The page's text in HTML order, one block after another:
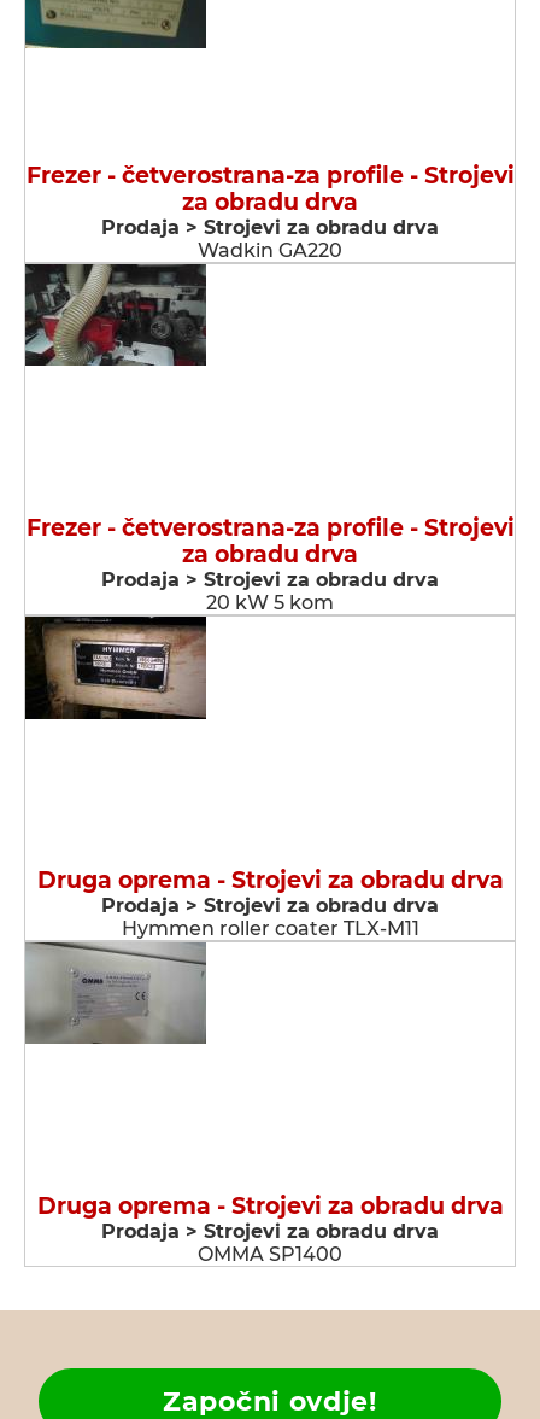
Frezer - četverostrana-za profile - Strojevi
za obradu drva
Prodaja > Strojevi za obradu drva
Wadkin GA220
Frezer - četverostrana-za profile - Strojevi
za obradu drva
Prodaja > Strojevi za obradu drva
20 kW 5 kom
Druga oprema - Strojevi za obradu drva
Prodaja > Strojevi za obradu drva
Hymmen roller coater TLX-M11
Druga oprema - Strojevi za obradu drva
Prodaja > Strojevi za obradu drva
OMMA SP1400
Započni ovdje!